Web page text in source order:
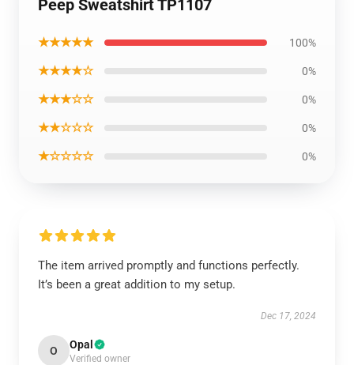
Peep Sweatshirt TP1107
★★★★★ 100%
★★★★☆ 0%
★★★☆☆ 0%
★★☆☆☆ 0%
★☆☆☆☆ 0%
The item arrived promptly and functions perfectly.
It’s been a great addition to my setup.
Dec 17, 2024
O Opal
Verified owner